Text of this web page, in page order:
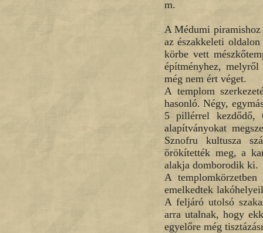
m.
A Médumi
az északkeleti
körbe vett
építményhez,
még nem ért véget.
A templom
hasonló. Négy,
5 pillérrel kezdődő,
alapítványokat
Sznofru kultusza
örökítették meg, a
alakja domborodik ki.
A
emelkedtek
A feljáró utolsó
arra utalnak, hogy
egyelőre még